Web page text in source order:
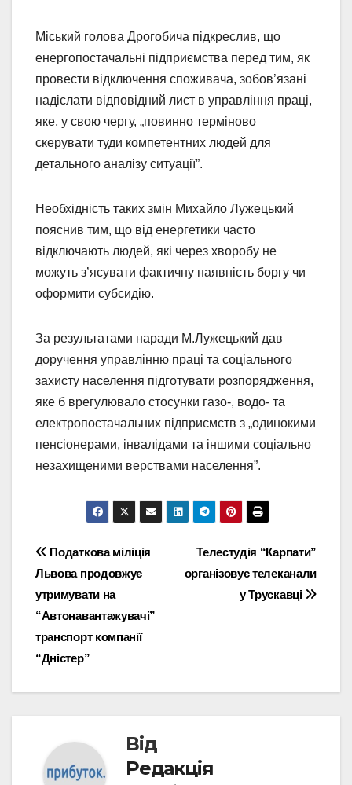
Міський голова Дрогобича підкреслив, що
енергопостачальні підприємства перед тим, як
провести відключення споживача, зобов’язані
надіслати відповідний лист в управління праці,
яке, у свою чергу, „повинно терміново
скерувати туди компетентних людей для
детального аналізу ситуації”.
Необхідність таких змін Михайло Лужецький
пояснив тим, що від енергетики часто
відключають людей, які через хворобу не
можуть з’ясувати фактичну наявність боргу чи
оформити субсидію.
За результатами наради М.Лужецький дав
доручення управлінню праці та соціального
захисту населення підготувати розпорядження,
яке б врегулювало стосунки газо-, водо- та
електропостачальних підприємств з „одинокими
пенсіонерами, інвалідами та іншими соціально
незахищеними верствами населення”.
Навігація
записів
Телестудія “Карпати”
організовує телеканали
у Трускавці
Податкова міліція
Львова продовжує
утримувати на
“Автонавантажувачі”
транспорт компанії
“Дністер”
Від
Редакція